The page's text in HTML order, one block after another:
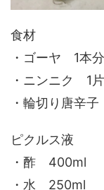
食材
・ゴーヤ 1本分
・ニンニク 1片
・輪切り唐辛
ピクルス液
・酢 400ml
・水 250ml